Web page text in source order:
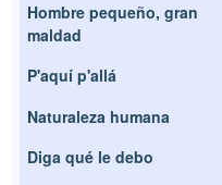
Hombre pequeño, gran
maldad
P'aquí p'allá
Naturaleza humana
Diga qué le debo